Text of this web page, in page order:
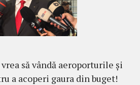
să vândă aeroporturile și
a acoperi gaura din buget!